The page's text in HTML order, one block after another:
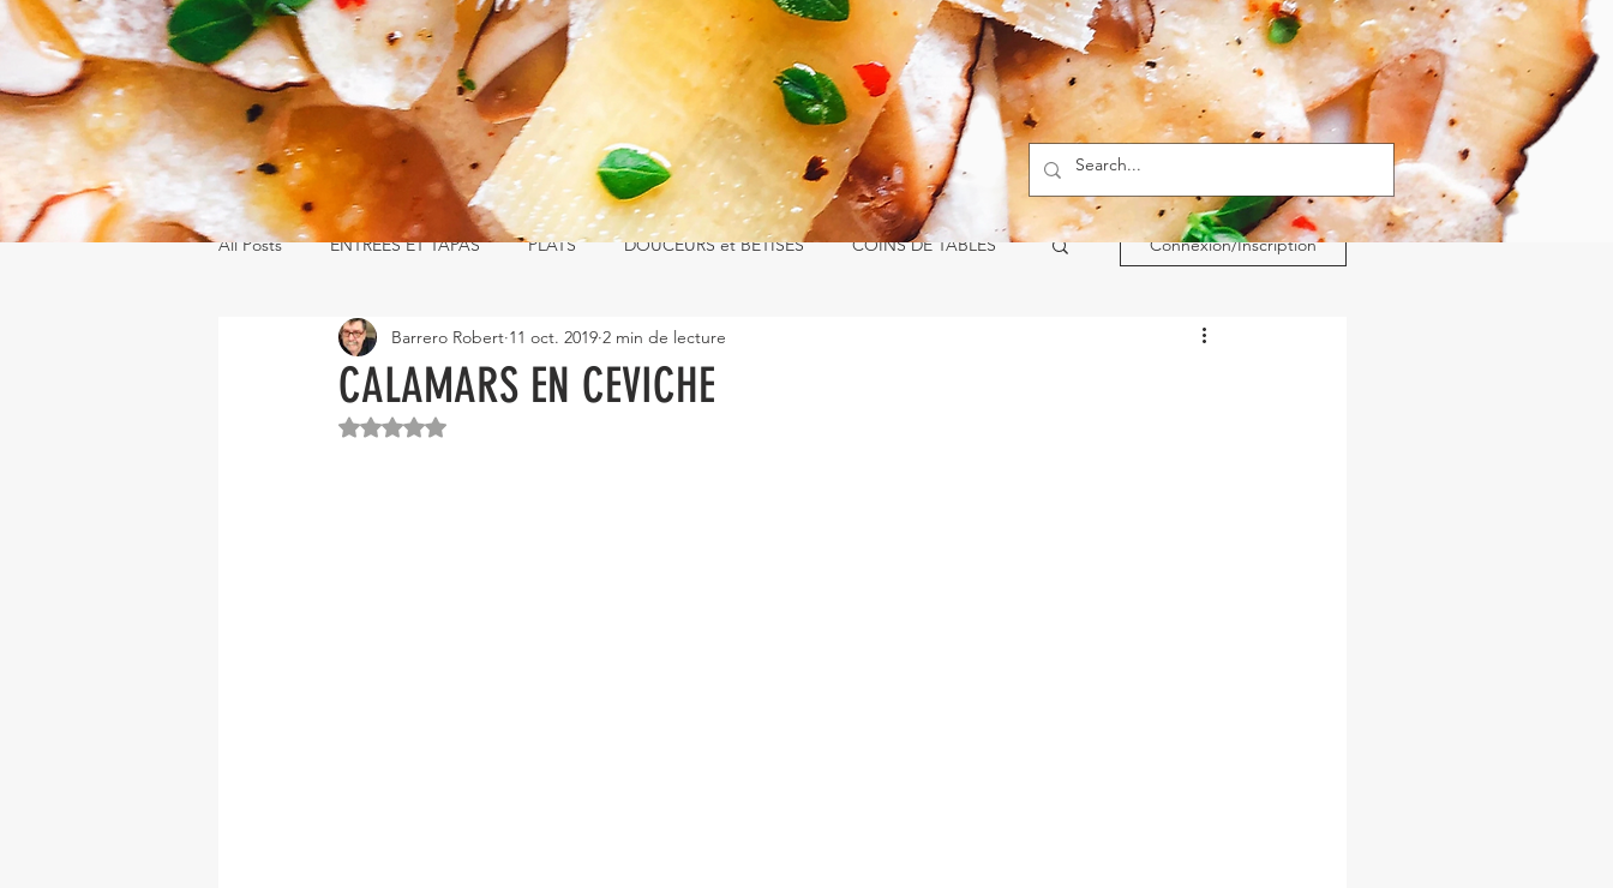
All Posts ENTRÉES ET TAPAS PLATS DOUCEURS et BÊTISES COINS DE TABLES Connexion/Inscription
CALAMARS EN CEVICHE
Barrero Robert 11 oct. 2019 2 min de lecture
Noté NaN étoiles sur 5.